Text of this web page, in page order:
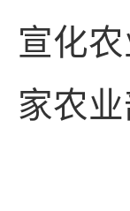
宣化
家农业